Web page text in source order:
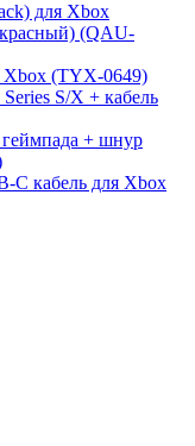
для Xbox
(QAU-
Xbox (TYX-0649)
S/X + кабель
геймпада + шнур
C кабель для Xbox